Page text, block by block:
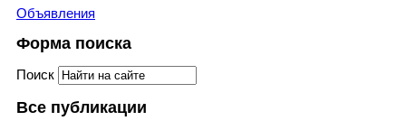
Объявления
Форма поиска
Поиск
Все публикации